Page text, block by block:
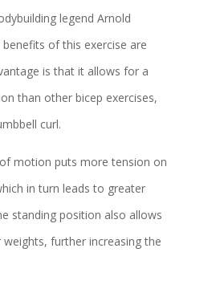
legend Arnold
benefits of this exercise are
is that it allows for a
than other bicep exercises,
curl.
motion puts more tension on
in turn leads to greater
standing position also allows
further increasing the